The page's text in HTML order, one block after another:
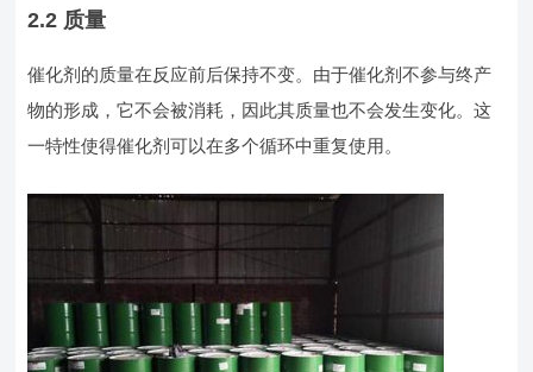
2.2 质量
催化剂的质量在反应前后保持不变。由于催化剂不参与终产
物的形成，它不会被消耗，因此其质量也不会发生变化。这
一特性使得催化剂可以在多个循环中重复使用。